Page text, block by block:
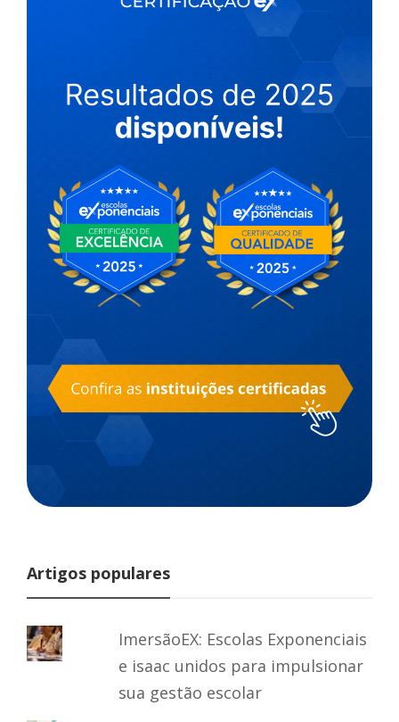
Artigos populares
ImersãoEX: Escolas Exponenciais
e isaac unidos para impulsionar
sua gestão escolar